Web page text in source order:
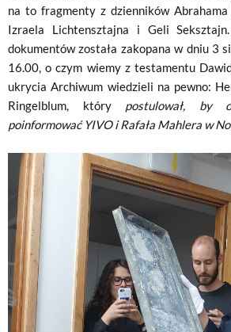
na to fragmenty z dzienników
Izraela Lichtensztajna i Geli
dokumentów została zakopana w dniu 3
16.00, o czym wiemy z testamentu
ukrycia Archiwum wiedzieli na pewno:
Ringelblum, który postulował, by
poinformować YIVO i Rafała Mahlera w